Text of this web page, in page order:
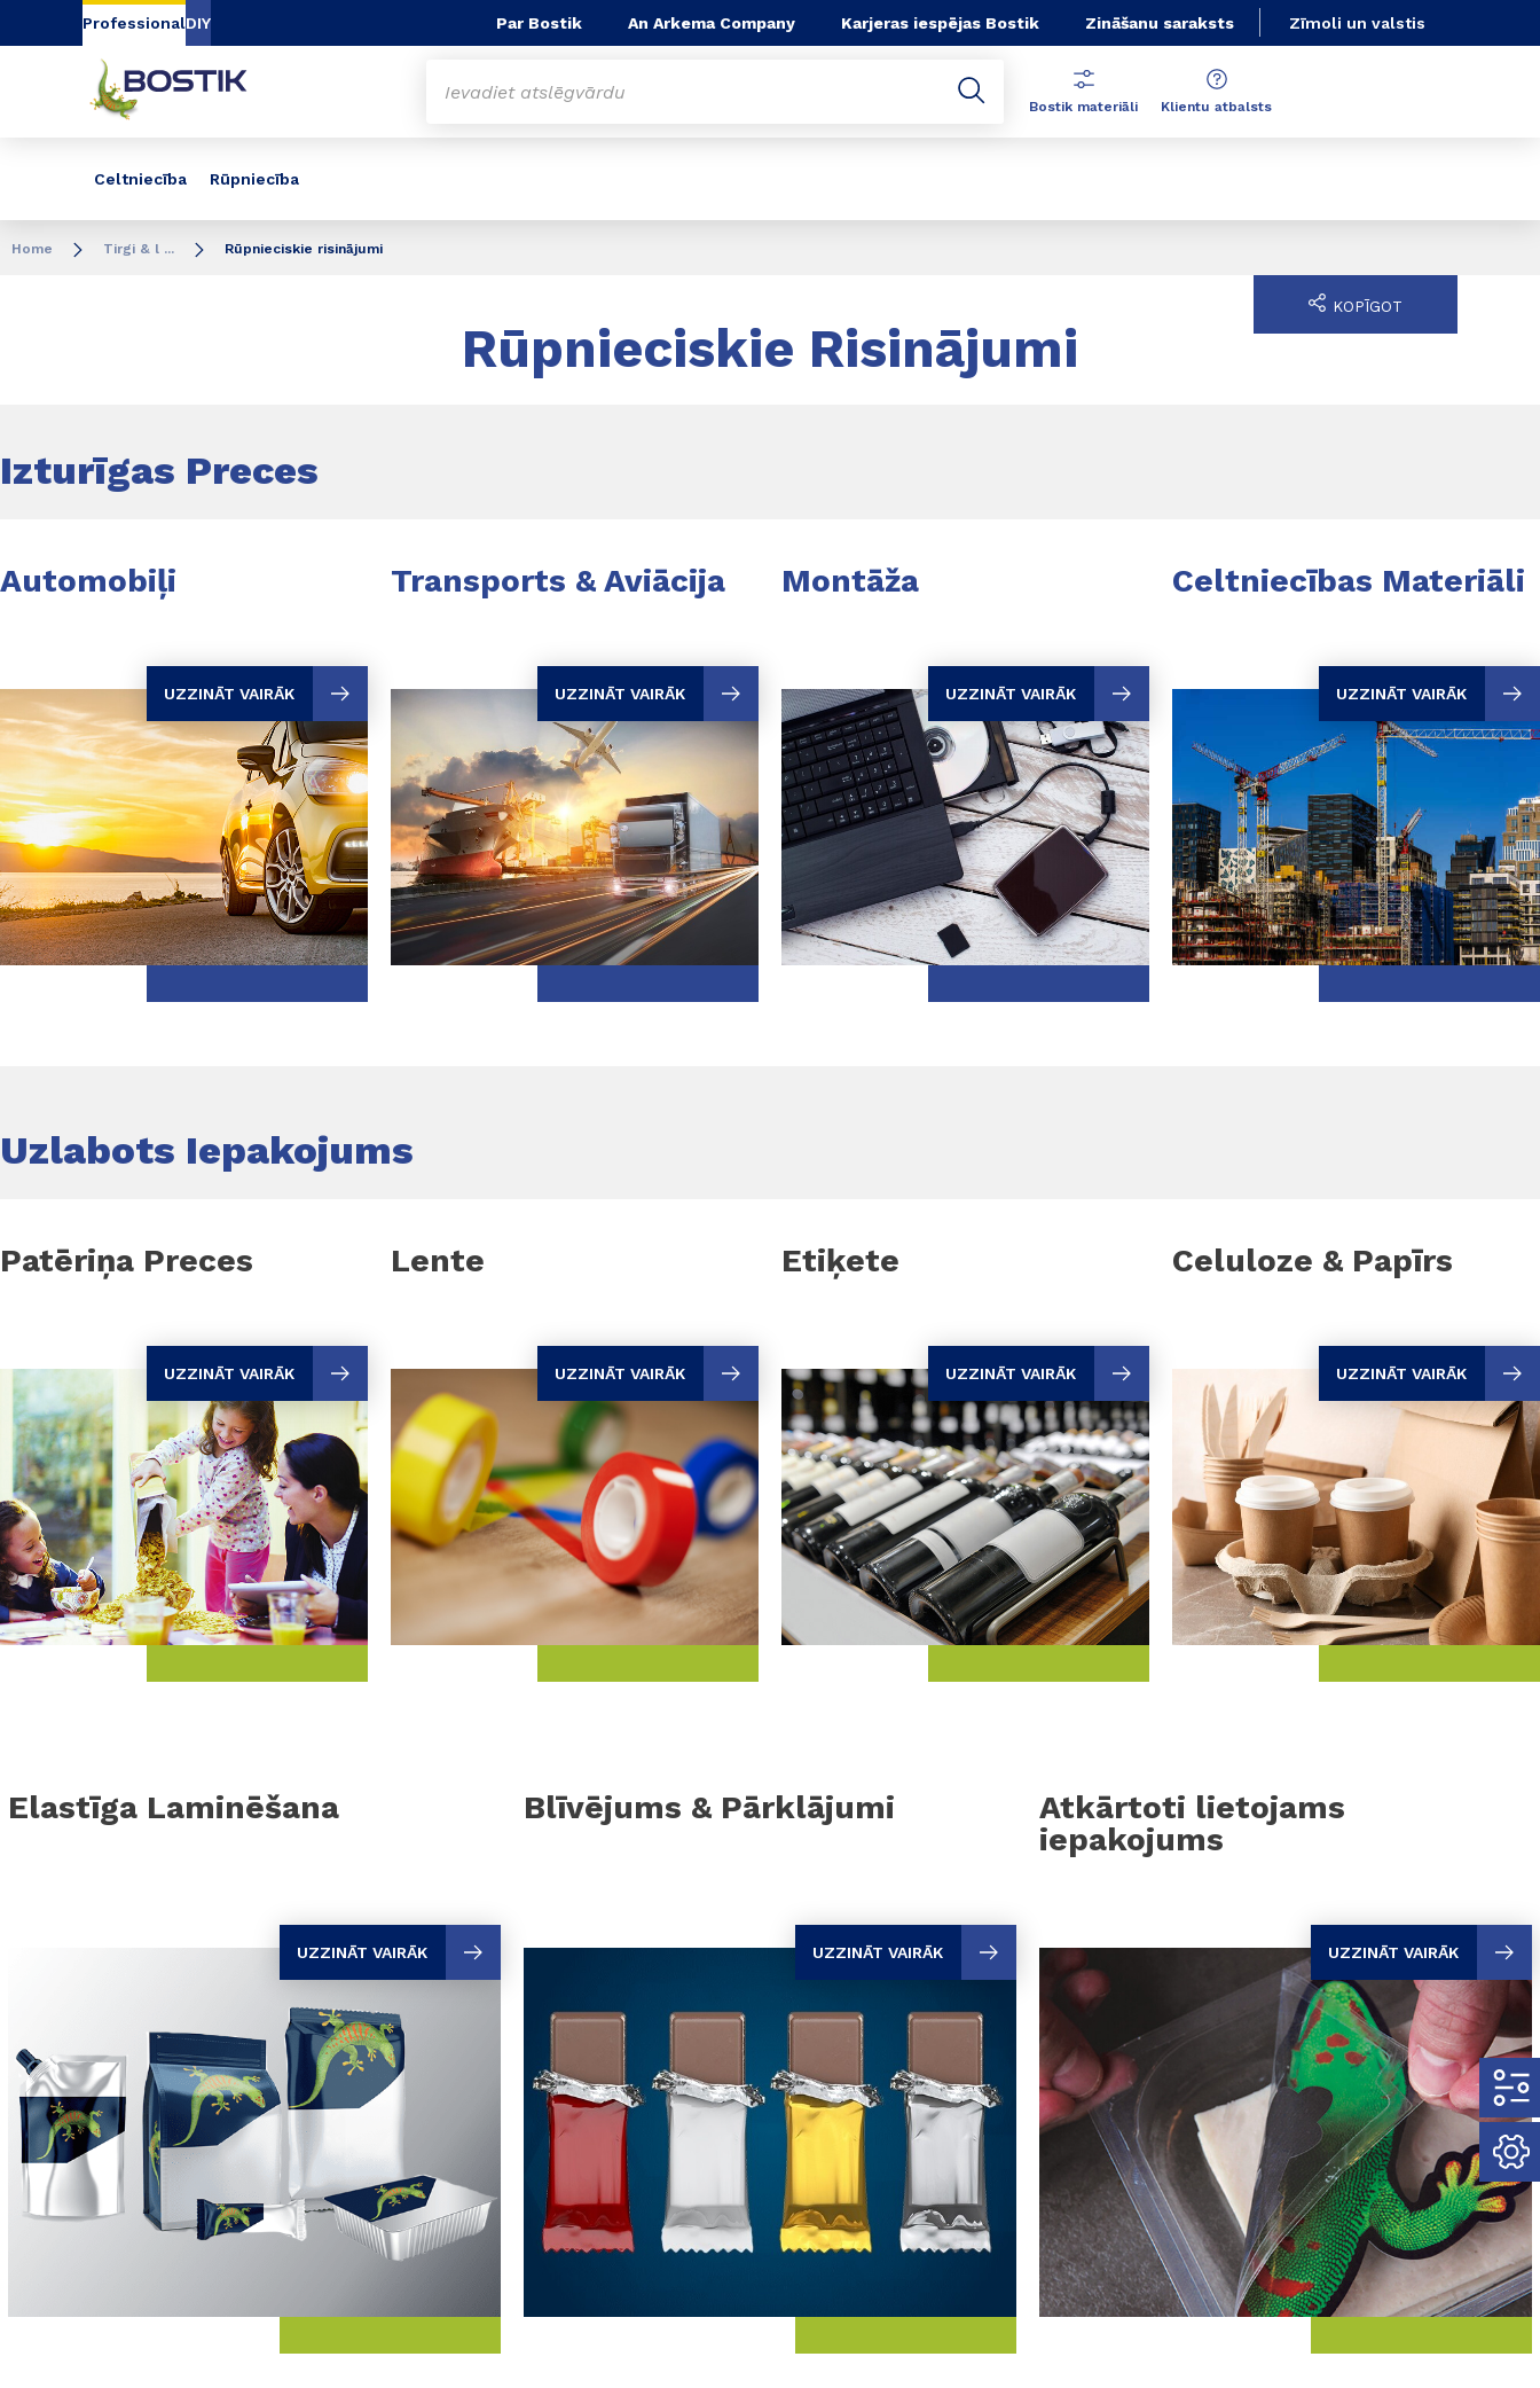
Go to content Go to navigation
ProfessionalDIY Par Bostik An Arkema Company Karjeras iespējas Bostik Zināšanu saraksts Zīmoli un valstis
Celtniecība Rūpniecība
Bostik materiāli Klientu atbalsts
Home Tirgi & l ... Rūpnieciskie risinājumi
Rūpnieciskie Risinājumi
KOPĪGOT
Izturīgas Preces
Automobiļi
UZZINĀT VAIRĀK
Transports & Aviācija
UZZINĀT VAIRĀK
Montāža
UZZINĀT VAIRĀK
Celtniecības Materiāli
UZZINĀT VAIRĀK
Uzlabots Iepakojums
Patēriņa Preces
UZZINĀT VAIRĀK
Lente
UZZINĀT VAIRĀK
Etiķete
UZZINĀT VAIRĀK
Celuloze & Papīrs
UZZINĀT VAIRĀK
Elastīga Laminēšana
UZZINĀT VAIRĀK
Blīvējums & Pārklājumi
UZZINĀT VAIRĀK
Atkārtoti lietojams
iepakojums
UZZINĀT VAIRĀK